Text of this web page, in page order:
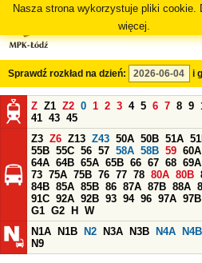
Nasza strona wykorzystuje pliki cookie.
więcej.
Sprawdź rozkład na dzień: i
Z Z1 Z2 0 1 2 3 4 5 6 7 8 9
41 43 45
Z3 Z6 Z13 Z43 50A 50B 51A
55B 55C 56 57 58A 58B 59 60A
64A 64B 65A 65B 66 67 68 69A
73 75A 75B 76 77 78 80A 80B
84B 85A 85B 86 87A 87B 88A
91C 92A 92B 93 94 96 97A 97B
G1 G2 H
W
N1A
N1B N2 N3A N3B N4A N4B
N9